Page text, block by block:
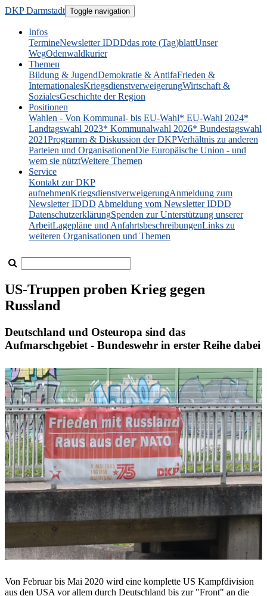
DKP Darmstadt Toggle navigation
Infos
TermineNewsletter IDDDdas rote (Tag)blattUnser
WegOdenwaldkurier
Themen
Bildung & JugendDemokratie & AntifaFrieden &
InternationalesKriegsdienstverweigerungWirtschaft &
SozialesGeschichte der Region
Positionen
Wahlen - Von Kommunal- bis EU-Wahl* EU-Wahl 2024*
Landtagswahl 2023* Kommunalwahl 2026* Bundestagswahl
2021Programm & Diskussion der DKPVerhältnis zu anderen
Parteien und OrganisationenDie Europäische Union - und
wem sie nütztWeitere Themen
Service
Kontakt zur DKP
aufnehmenKriegsdienstverweigerungAnmeldung zum
Newsletter IDDD Abmeldung vom Newsletter IDDD
DatenschutzerklärungSpenden zur Unterstützung unserer
ArbeitLagepläne und AnfahrtsbeschreibungenLinks zu
weiteren Organisationen und Themen
US-­Truppen proben Krieg gegen
Russland
Deutschland und Osteuropa sind das
Aufmarschgebiet - Bundeswehr in erster Reihe dabei
Von Februar bis Mai 2020 wird eine komplette US­ Kampfdivision
aus den USA vor allem durch Deutschland bis zur "Front" an die